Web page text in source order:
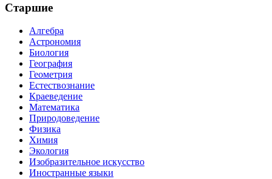
Старшие
Алгебра
Астрономия
Биология
География
Геометрия
Естествознание
Краеведение
Математика
Природоведение
Физика
Химия
Экология
Изобразительное искусство
Иностранные языки